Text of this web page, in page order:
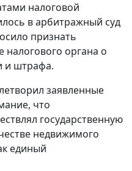
налоговой
в арбитражный суд
признать
органа о
и штрафа.
заявленные
что
государственную
недвижимого
единый